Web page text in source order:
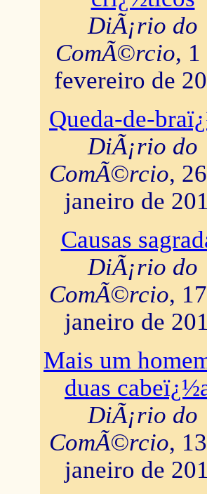
DiÃ¡rio do
ComÃ©rcio, 1
fevereiro de
Queda-de-
DiÃ¡rio do
ComÃ©rcio,
janeiro de
Causas
DiÃ¡rio do
ComÃ©rcio,
janeiro de
Mais um
duas
DiÃ¡rio do
ComÃ©rcio,
janeiro de